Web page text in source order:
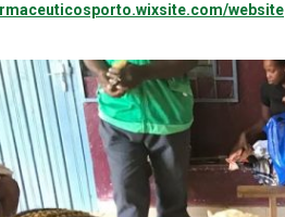
website